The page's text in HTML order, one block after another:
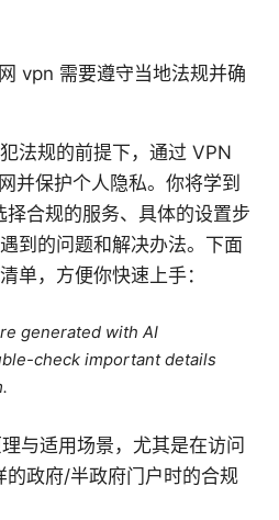
vpn 需要遵守当地法规并确
法规的前提下，通过 VPN
并保护个人隐私。你将学到
合规的服务、具体的设置步
到的问题和解决办法。下面
单，方便你快速上手：
generated with AI
check important details
与适用场景，尤其是在访问
的政府/半政府门户时的合规